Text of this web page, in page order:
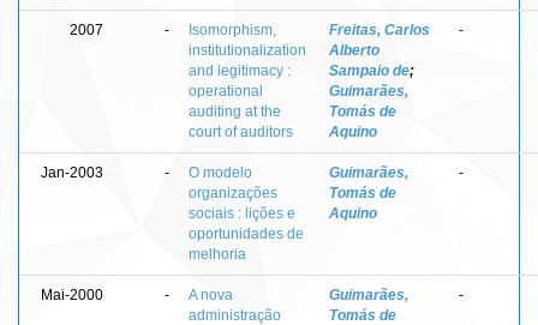
2007 -
Isomorphism,
institutionalization
and legitimacy :
operational
auditing at the
court of auditors
Freitas, Carlos
Alberto
Sampaio de;
Guimarães,
Tomás de
Aquino
-
Jan-2003 -
O modelo
organizações
sociais : lições e
oportunidades de
melhoria
Guimarães,
Tomás de
Aquino
-
Mai-2000 -
A nova
administração
Guimarães,
Tomás de
-